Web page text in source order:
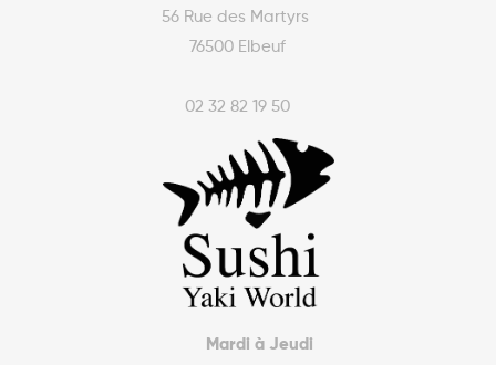
56 Rue des Martyrs
76500 Elbeuf
02 32 82 19 50
Mardi à Jeudi